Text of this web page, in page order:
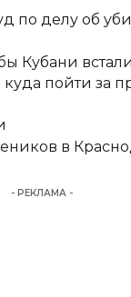
по делу об
Кубани
пойти за
в
- РЕКЛАМА -